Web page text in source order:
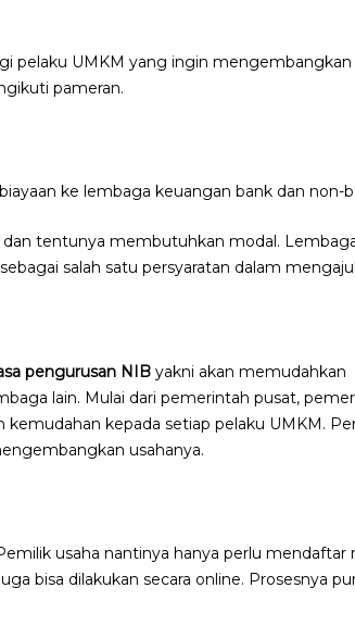
pelaku UMKM yang ingin mengembangkan
pameran.
ke lembaga keuangan bank dan non-
tentunya membutuhkan modal.
salah satu persyaratan dalam
pengurusan NIB yakni akan memudahkan
lain. Mulai dari pemerintah pusat,
kepada setiap pelaku UMKM.
usahanya.
usaha nantinya hanya perlu mendaftar
bisa dilakukan secara online. Prosesnya